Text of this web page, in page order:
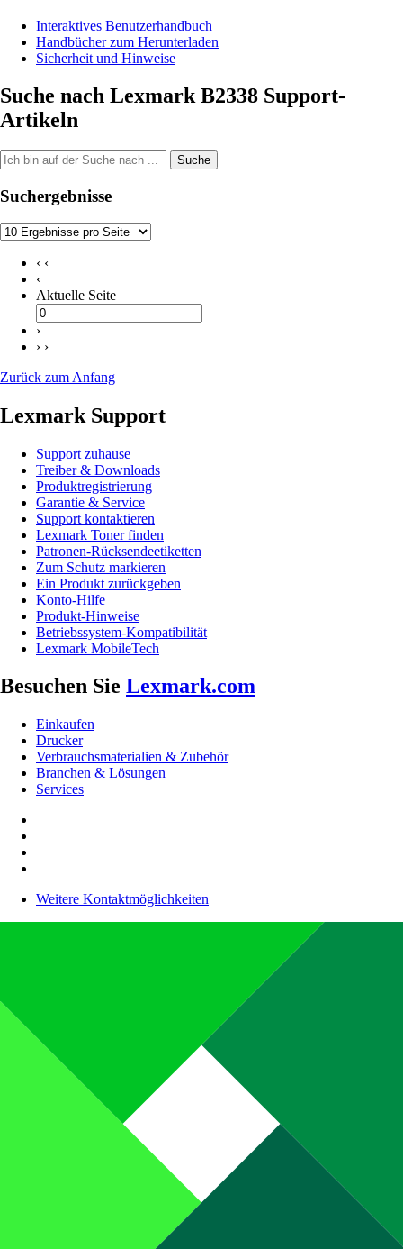
Interaktives Benutzerhandbuch
Handbücher zum Herunterladen
Sicherheit und Hinweise
Suche nach Lexmark B2338 Support-
Artikeln
Suche
Suchergebnisse
‹ ‹
‹
Aktuelle Seite
›
› ›
Zurück zum Anfang
Lexmark Support
Support zuhause
Treiber & Downloads
Produktregistrierung
Garantie & Service
Support kontaktieren
Lexmark Toner finden
Patronen-Rücksendeetiketten
Zum Schutz markieren
Ein Produkt zurückgeben
Konto-Hilfe
Produkt-Hinweise
Betriebssystem-Kompatibilität
Lexmark MobileTech
Besuchen Sie Lexmark.com
Einkaufen
Drucker
Verbrauchsmaterialien & Zubehör
Branchen & Lösungen
Services
Weitere Kontaktmöglichkeiten